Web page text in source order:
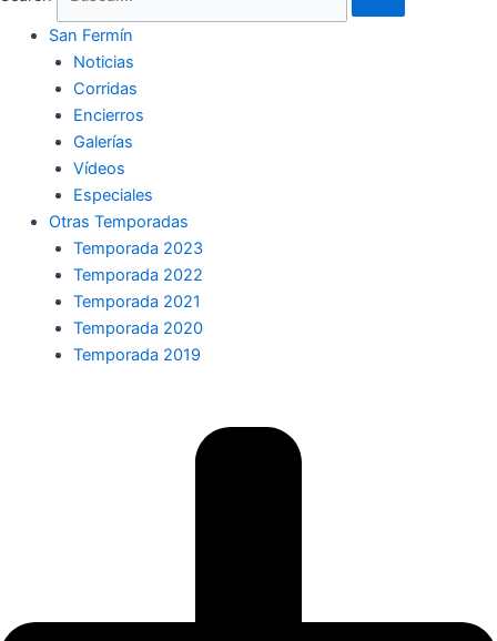
San Fermín
Noticias
Corridas
Encierros
Galerías
Vídeos
Especiales
Otras Temporadas
Temporada 2023
Temporada 2022
Temporada 2021
Temporada 2020
Temporada 2019